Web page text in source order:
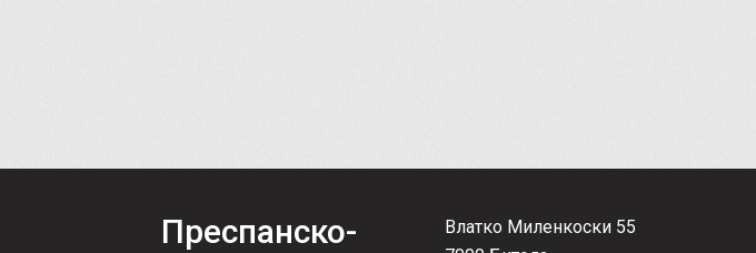
Преспанско-
Влатко Миленкоски 55